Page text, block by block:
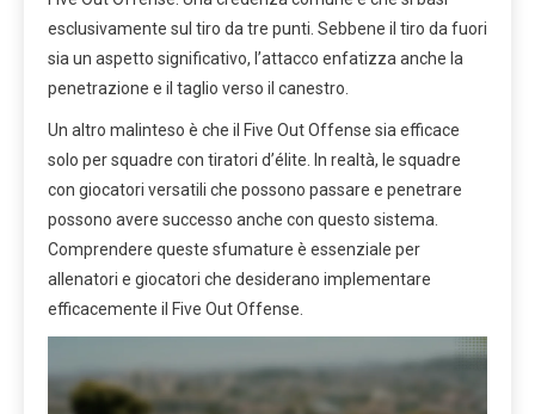
esclusivamente sul tiro da tre punti. Sebbene il tiro da fuori
sia un aspetto significativo, l’attacco enfatizza anche la
penetrazione e il taglio verso il canestro.
Un altro malinteso è che il Five Out Offense sia efficace
solo per squadre con tiratori d’élite. In realtà, le squadre
con giocatori versatili che possono passare e penetrare
possono avere successo anche con questo sistema.
Comprendere queste sfumature è essenziale per
allenatori e giocatori che desiderano implementare
efficacemente il Five Out Offense.